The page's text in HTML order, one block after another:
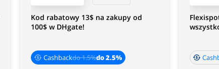
Kod rabatowy 13$ na zakupy od
100$ w DHgate!
Cashbackdo 1.5%do 2.5%